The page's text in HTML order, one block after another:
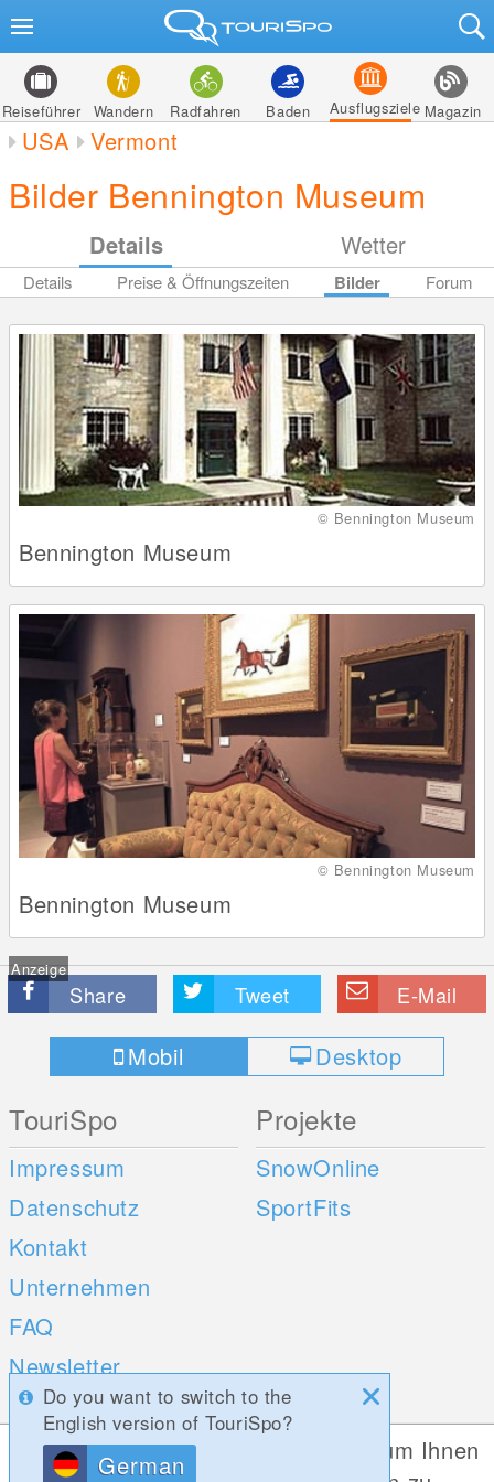
Reiseführer Wandern Radfahren Baden Ausflugsziele Magazin
USA Vermont
Bilder Bennington Museum
Details Wetter
Details Preise & Öffnungszeiten Bilder Forum
© Bennington Museum
Bennington Museum
© Bennington Museum
Bennington Museum
Anzeige
Share Tweet E-Mail
Mobil Desktop
TouriSpo
Impressum
Datenschutz
Kontakt
Unternehmen
FAQ
Newsletter
Umfragen
Projekte
SnowOnline
SportFits
Mobile Apps Social Web
Do you want to switch to the
English version of TouriSpo?
German
Diese Website verwendet Cookies, um Ihnen